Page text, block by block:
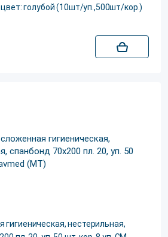
голубой (10шт/уп.,500шт/кор.)
нестерильная,